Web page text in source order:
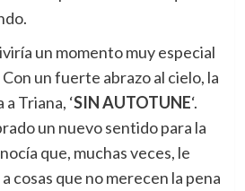
un momento muy especial
un fuerte abrazo al cielo, la
Triana, ‘SIN AUTOTUNE‘.
un nuevo sentido para la
que, muchas veces, le
cosas que no merecen la pena